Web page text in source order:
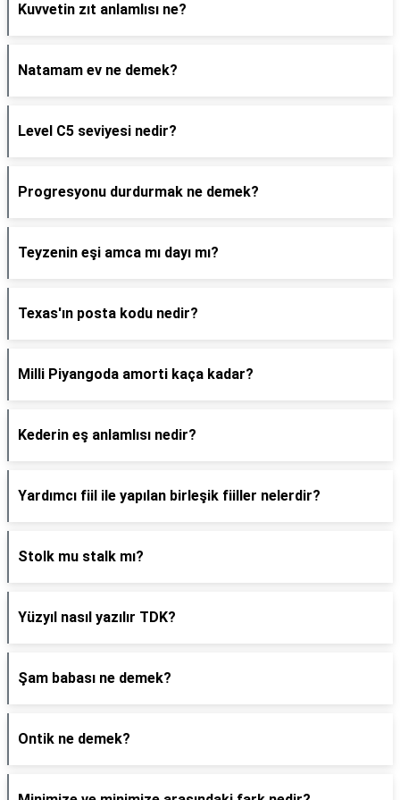
Kuvvetin zıt anlamlısı ne?
Natamam ev ne demek?
Level C5 seviyesi nedir?
Progresyonu durdurmak ne demek?
Teyzenin eşi amca mı dayı mı?
Texas'ın posta kodu nedir?
Milli Piyangoda amorti kaça kadar?
Kederin eş anlamlısı nedir?
Yardımcı fiil ile yapılan birleşik fiiller nelerdir?
Stolk mu stalk mı?
Yüzyıl nasıl yazılır TDK?
Şam babası ne demek?
Ontik ne demek?